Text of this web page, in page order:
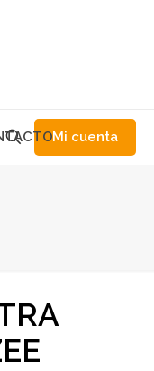
Mi cuenta